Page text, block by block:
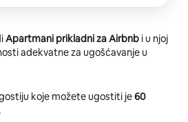
Apartmani prikladni za Airbnb i u njoj
adekvatne za ugošćavanje u
koje možete ugostiti je60